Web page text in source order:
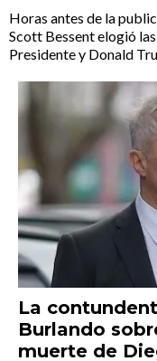
Horas antes de la
Scott Bessent elogió
Presidente y Donald
La
Burlando
muerte de